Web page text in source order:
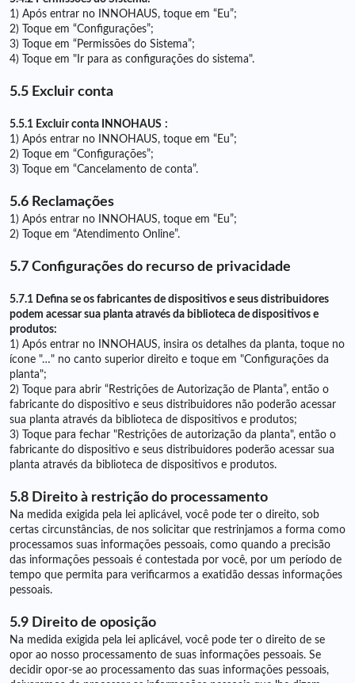
1) Após entrar no INNOHAUS, toque em “Eu”;
2) Toque em “Configurações”;
3) Toque em “Permissões do Sistema”;
4) Toque em "Ir para as configurações do sistema".
5.5 Excluir conta
5.5.1 Excluir conta INNOHAUS :
1) Após entrar no INNOHAUS, toque em “Eu”;
2) Toque em “Configurações”;
3) Toque em “Cancelamento de conta”.
5.6 Reclamações
1) Após entrar no INNOHAUS, toque em “Eu”;
2) Toque em “Atendimento Online”.
5.7 Configurações do recurso de privacidade
5.7.1 Defina se os fabricantes de dispositivos e seus distribuidores
podem acessar sua planta através da biblioteca de dispositivos e
produtos:
1) Após entrar no INNOHAUS, insira os detalhes da planta, toque no
ícone "…" no canto superior direito e toque em "Configurações da
planta";
2) Toque para abrir “Restrições de Autorização de Planta”, então o
fabricante do dispositivo e seus distribuidores não poderão acessar
sua planta através da biblioteca de dispositivos e produtos;
3) Toque para fechar "Restrições de autorização da planta", então o
fabricante do dispositivo e seus distribuidores poderão acessar sua
planta através da biblioteca de dispositivos e produtos.
5.8 Direito à restrição do processamento
Na medida exigida pela lei aplicável, você pode ter o direito, sob
certas circunstâncias, de nos solicitar que restrinjamos a forma como
processamos suas informações pessoais, como quando a precisão
das informações pessoais é contestada por você, por um período de
tempo que permita para verificarmos a exatidão dessas informações
pessoais.
5.9 Direito de oposição
Na medida exigida pela lei aplicável, você pode ter o direito de se
opor ao nosso processamento de suas informações pessoais. Se
decidir opor-se ao processamento das suas informações pessoais,